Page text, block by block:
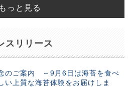
もっと見る
スリリース
のご案内 ～9月6日は海苔を食べ
い上質な海苔体験をお届けしま